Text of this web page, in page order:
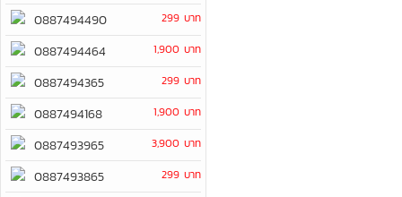
0887494490 299 บาท
0887494464 1,900 บาท
0887494365 299 บาท
0887494168 1,900 บาท
0887493965 3,900 บาท
0887493865 299 บาท